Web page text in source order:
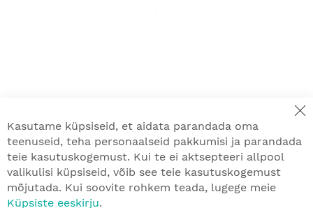
Kasutame küpsiseid, et aidata parandada oma
teenuseid, teha personaalseid pakkumisi ja parandada
teie kasutuskogemust. Kui te ei aktsepteeri allpool
valikulisi küpsiseid, võib see teie kasutuskogemust
mõjutada. Kui soovite rohkem teada, lugege meie
Küpsiste eeskirju.